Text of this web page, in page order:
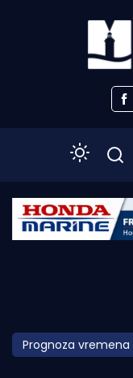
Početna
Obala
Otoci
Prognoza vremena